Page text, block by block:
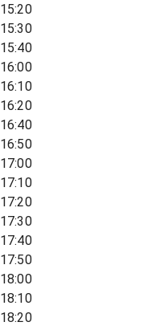
15:20
15:30
15:40
16:00
16:10
16:20
16:40
16:50
17:00
17:10
17:20
17:30
17:40
17:50
18:00
18:10
18:20